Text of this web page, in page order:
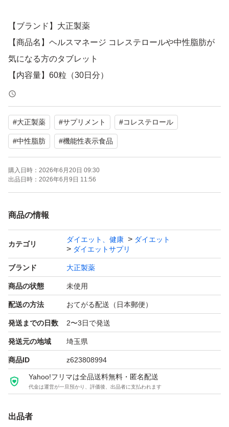
【ブランド】大正製薬
【商品名】ヘルスマネージ コレステロールや中性脂肪が
気になる方のタブレット
【内容量】60粒（30日分）
【状態】未使用
【特徴】エラグ酸含有、機能性表示食品
健康維持のためにいかがでしょうか。よろしくお願いいた
します。
#大正製薬 #サプリメント #コレステロール
#中性脂肪 #機能性表示食品
購入日時： 2026年6月20日 09:30
出品日時： 2026年6月9日 11:56
商品の情報
カテゴリ
ダイエット、健康
ダイエット
ダイエットサプリ
ブランド 大正製薬
商品の状態 未使用
配送の方法 おてがる配送（日本郵便）
発送までの日数 2〜3日で発送
発送元の地域 埼玉県
商品ID z623808994
Yahoo!フリマは全品送料無料・匿名配送
代金は運営が一旦預かり、評価後、出品者に支払われます
出品者